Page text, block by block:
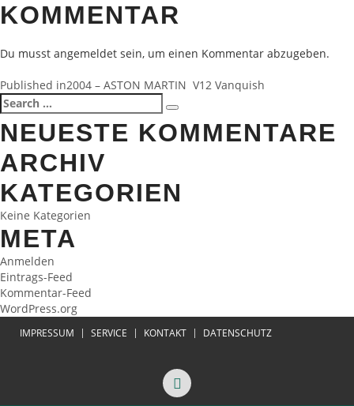
KOMMENTAR
Du musst angemeldet sein, um einen Kommentar abzugeben.
BEITRAGSNAVIGATION
Published in2004 – ASTON MARTIN V12 Vanquish
Search
for:
Search
NEUESTE KOMMENTARE
ARCHIV
KATEGORIEN
Keine Kategorien
META
Anmelden
Eintrags-Feed
Kommentar-Feed
WordPress.org
IMPRESSUM SERVICE KONTAKT DATENSCHUTZ